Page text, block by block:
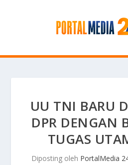
UU TNI BARU
DPR DENGAN
TUGAS
Diposting oleh PortalMedia